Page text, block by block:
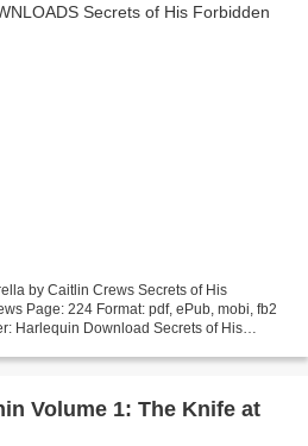
by Caitlin Crews Secrets of His
Page: 224 Format: pdf, ePub, mobi, fb2
Harlequin Download Secrets of His
Volume 1: The Knife at